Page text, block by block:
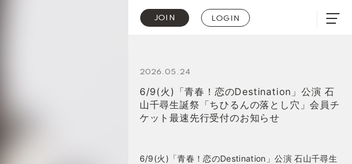
JOIN LOGIN
2026.05.24
6/9(火)「青春！恋のDestination」公演 石
山千尋生誕祭「ちひるんの落とし穴」会員チ
ケット最速先行受付のお知らせ
6/9(火)「青春！恋のDestination」公演 石山千尋生